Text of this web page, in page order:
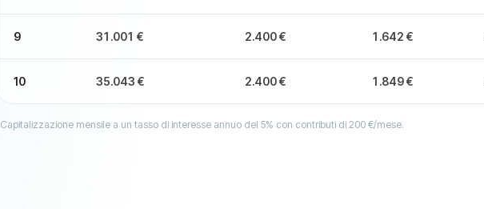
9 31.001 € 2.400 € 1.642 €
10 35.043 € 2.400 € 1.849 €
Capitalizzazione mensile a un tasso di interesse annuo del 5% con contributi di 200 €/mese.